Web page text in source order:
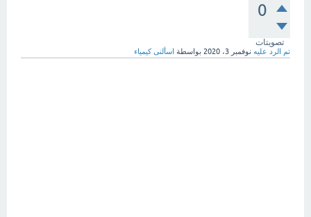
0
تصويتات
تم الرد عليه نوفمبر 3، 2020 بواسطة اسألنى كيمياء